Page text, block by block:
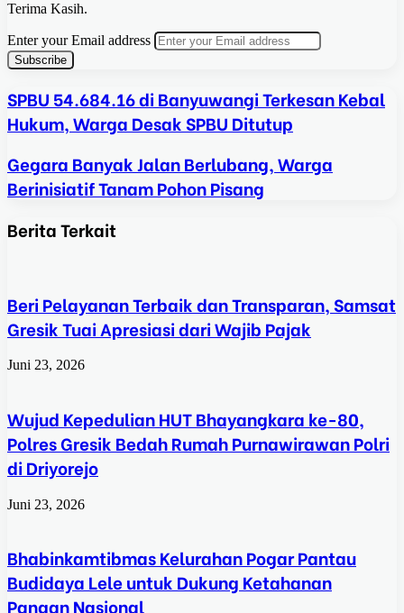
Terima Kasih.
Enter your Email address
SPBU 54.684.16 di Banyuwangi Terkesan Kebal
Hukum, Warga Desak SPBU Ditutup
Gegara Banyak Jalan Berlubang, Warga
Berinisiatif Tanam Pohon Pisang
Berita Terkait
Beri Pelayanan Terbaik dan Transparan, Samsat
Gresik Tuai Apresiasi dari Wajib Pajak
Juni 23, 2026
Wujud Kepedulian HUT Bhayangkara ke-80,
Polres Gresik Bedah Rumah Purnawirawan Polri
di Driyorejo
Juni 23, 2026
Bhabinkamtibmas Kelurahan Pogar Pantau
Budidaya Lele untuk Dukung Ketahanan
Pangan Nasional